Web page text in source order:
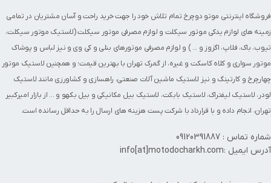
فروشگاه اینترنتی موتو دوچرخ تمام تلاش خود را جهت خرید راحت و آسان مشتریان در تمامی
زمینه های لوازم یدکی موتور سیکلت و لوازم مصرفی موتور سیکلت(لاستیک موتور سیکلت،
تیوب، باک، فلاپ، اگزوز و ... ) و لوازم مصرفی موتورهای بنلی و کی وی و نیز لباس و پوشاک
موتور سواری و کلاه کاسکت و غیره، از گمرک تهران با بهترین قیمت؛ و همچنین لاستیک موتور
چهارچرخ وکارتینگ و نیز لاستیک ماشین آلات صنعتی، راهسازی و کشاورزی مانندلاستیک
لودر ، لاستیک لیفتراک، لاستیک بابکت، لاستیک بیل مکانیکی و بیل بکهو و ... از بازار امیرکبیر
تهران، انجام داده و با قرارداد با شرکت پست هزینه های ارسال را به حداقل رسانده است.
شماره تماس : 09120391887
آدرس ایمیل :info[at]motodocharkh.com